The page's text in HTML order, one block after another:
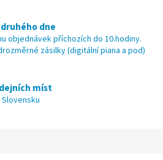
dne
objednávek příchozích do 10.hodiny.
zásilky (digitální piana a pod)
míst
Slovensku